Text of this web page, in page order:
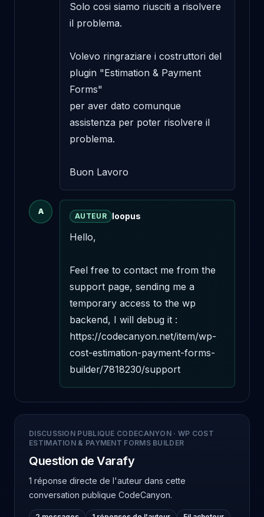
Solo cosi siamo riusciti a risolvere
il problema.
Volevo ringraziare i costruttori del
plugin "Estimation & Payment
Forms"
per aver dato comunque
assistenza per poter risolvere il
problema.
Buon Lavoro
A
AUTEUR loopus
Hello,
Feel free to contact me from the
support page, sending me a
temporary access to the wp
backend, I will debug it :
https://codecanyon.net/item/wp-
cost-estimation-payment-forms-
builder/7818230/support
DISCUSSION PUBLIQUE CODECANYON · WP COST
ESTIMATION & PAYMENT FORMS BUILDER
Question de Varafy
1 réponse directe de l'auteur dans cette
conversation publique CodeCanyon.